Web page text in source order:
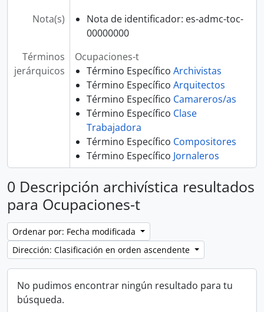
Nota(s)
Nota de identificador: es-admc-toc-
00000000
Términos
jerárquicos
Ocupaciones-t
Término Específico Archivistas
Término Específico Arquitectos
Término Específico Camareros/as
Término Específico Clase
Trabajadora
Término Específico Compositores
Término Específico Jornaleros
0 Descripción archivística resultados
para Ocupaciones-t
Ordenar por: Fecha modificada
Dirección: Clasificación en orden ascendente
No pudimos encontrar ningún resultado para tu
búsqueda.